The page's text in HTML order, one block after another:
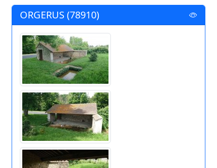
ORGERUS (78910)